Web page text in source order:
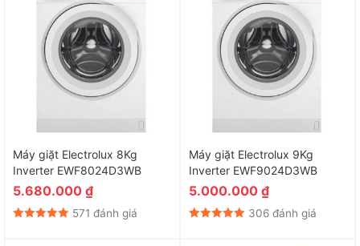
Máy giặt Electrolux 8Kg
Inverter EWF8024D3WB
5.680.000 ₫
571 đánh giá
Máy giặt Electrolux 9Kg
Inverter EWF9024D3WB
5.000.000 ₫
306 đánh giá